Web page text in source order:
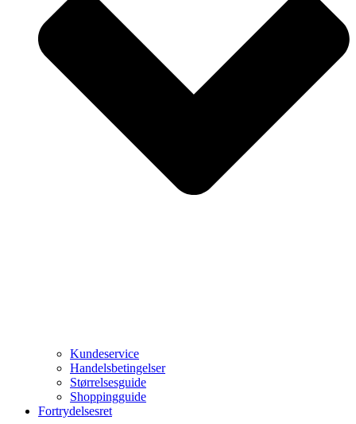
Kundeservice
Handelsbetingelser
Størrelsesguide
Shoppingguide
Fortrydelsesret